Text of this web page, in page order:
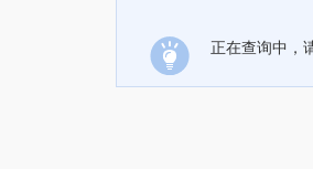
正在查询中，